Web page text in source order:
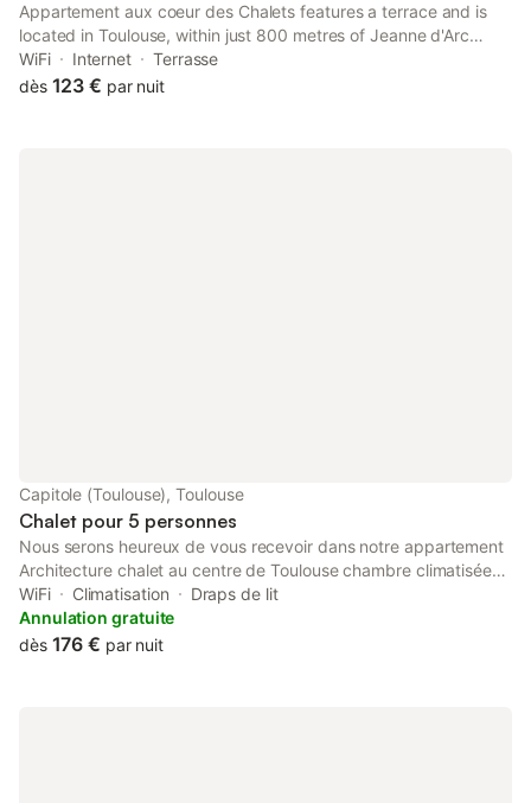
Appartement aux coeur des Chalets features a terrace and is
located in Toulouse, within just 800 metres of Jeanne d'Arc
Metro Station and less than 1 km of Compans Caffarelli Metro
Station.
WiFi Internet
Terrasse
dès 123 € par nuit
Capitole (Toulouse), Toulouse
Chalet pour 5 personnes
Nous serons heureux de vous recevoir dans notre appartement
Architecture chalet au centre de Toulouse chambre climatisée
spacieuse cuisine salon dans un cadre typique des
Pyrénées,vous serez à 2 pas des mus
WiFi Climatisation
Draps de lit
Annulation gratuite
dès 176 € par nuit